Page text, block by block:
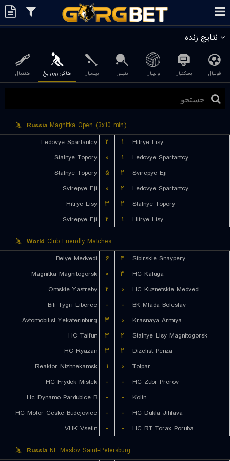
نتایج زنده
فوتبال بسکتبال والیبال تنیس بیسبال هاکی روی یخ هندبال
Russia Magnitka Open (3x10 min)
Ledovye Spartantcy
۲ ۱
Hitrye Lisy
Stalnye Topory
۰ ۱
Ledovye Spartantcy
Stalnye Topory
۵ ۲
Svirepye Eji
Svirepye Eji
۰ ۲
Ledovye Spartantcy
Hitrye Lisy
۳ ۲
Stalnye Topory
Svirepye Eji
۲ ۱ Hitrye Lisy
World Club Friendly Matches
Belye Medvedi
۶ ۴
Sibirskie Snaypery
Magnitka Magnitogorsk
۰ ۳
HC Kaluga
Omskie Yastreby
۲ ۰
HC Kuznetskie Medvedi
Bili Tygri Liberec
- -
BK Mlada Boleslav
Avtomobilist Yekaterinburg
۳ ۰
Krasnaya Armiya
HC Taifun
۳ ۲
Stalnye Lisy Magnitogorsk
HC Ryazan
۳ ۲
Dizelist Penza
Reaktor Nizhnekamsk
۱ ۰
Tolpar
HC Frydek Mistek
- -
HC Zubr Prerov
Hc Dynamo Pardubice B
- -
Kolin
HC Motor Ceske Budejovice
- -
HC Dukla Jihlava
VHK Vsetin
- - HC RT Torax Poruba
Russia NE Maslov Saint-Petersburg